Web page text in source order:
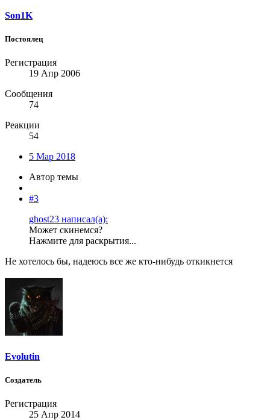
Son1K
Постоялец
Регистрация
19 Апр 2006
Сообщения
74
Реакции
54
5 Мар 2018
Автор темы
#3
ghost23 написал(а):
Может скинемся?
Нажмите для раскрытия...
Не хотелось бы, надеюсь все же кто-нибудь откикнется
Evolutin
Создатель
Регистрация
25 Апр 2014